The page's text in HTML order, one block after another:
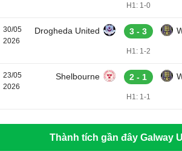
H1: 1-0
30/05
2026
Drogheda United 3 - 3
H1: 1-2
23/05
2026
Shelbourne 2 - 1
H1: 1-1
Thành tích gần đây Galway